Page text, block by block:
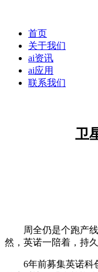
首页
关于我们
ai资讯
ai应用
联系我们
卫
周全仍是个跑产线
然，英诺一陪着，持
6年前募集英诺科创